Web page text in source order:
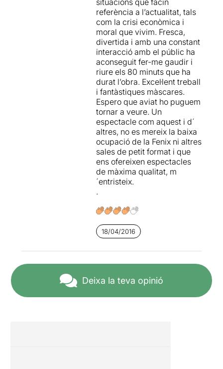
situacions que facin
referència a l’actualitat, tals
com la crisi econòmica i
moral que vivim. Fresca,
divertida i amb una constant
interacció amb el públic ha
aconseguit fer-me gaudir i
riure els 80 minuts que ha
durat l’obra. Excel·lent treball
i fantàstiques màscares.
Espero que aviat ho puguem
tornar a veure. Un
espectacle com aquest i d´
altres, no es mereix la baixa
ocupació de la Fenix ni altres
sales de petit format i que
ens ofereixen espectacles
de màxima qualitat, m
´entristeix.
.
18/04/2016
Deixa la teva opinió